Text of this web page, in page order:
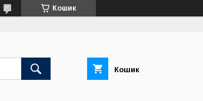
Кошик
Кошик